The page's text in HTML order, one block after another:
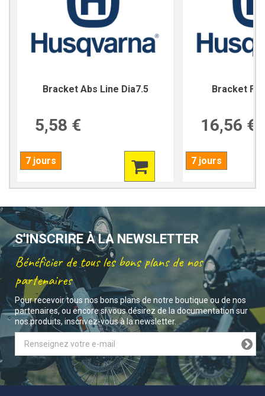
Bracket Abs Line Dia7.5
5,58 €
7 jours
Bracket
16,56 €
7 jours
S'INSCRIRE À LA NEWSLETTER
Bénéficier de tous les bons plans de nos
partenaires
Pour recevoir tous nos bons plans de notre boutique ou de nos
partenaires, ou encore si vous désirez de la documentation sur
nos produits, inscrivez-vous à la newsletter.